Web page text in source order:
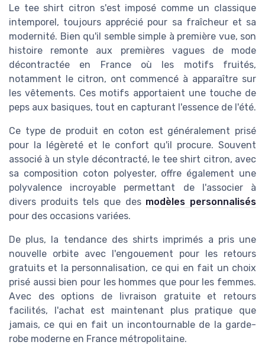
Le tee shirt citron s'est imposé comme un classique
intemporel, toujours apprécié pour sa fraîcheur et sa
modernité. Bien qu'il semble simple à première vue, son
histoire remonte aux premières vagues de mode
décontractée en France où les motifs fruités,
notamment le citron, ont commencé à apparaître sur
les vêtements. Ces motifs apportaient une touche de
peps aux basiques, tout en capturant l'essence de l'été.
Ce type de produit en coton est généralement prisé
pour la légèreté et le confort qu'il procure. Souvent
associé à un style décontracté, le tee shirt citron, avec
sa composition coton polyester, offre également une
polyvalence incroyable permettant de l'associer à
divers produitstels que des modèles personnalisés
pour des occasions variées.
De plus, la tendance des shirts imprimés a pris une
nouvelle orbite avec l'engouement pour les retours
gratuits et la personnalisation, ce qui en fait un choix
prisé aussi bien pour les hommes que pour les femmes.
Avec des options de livraison gratuiteet retours
facilités, l'achat est maintenant plus pratique que
jamais, ce qui en fait un incontournable de la garde-
robe moderne en France métropolitaine.